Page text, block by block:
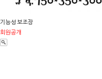
기능성 보조장
회원공개